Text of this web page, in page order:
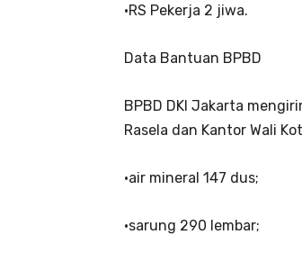
•RS Pekerja 2 jiwa.
Data Bantuan BPBD
BPBD DKI Jakarta
Rasela dan Kantor Wali
•air mineral 147 dus;
•sarung 290 lembar;